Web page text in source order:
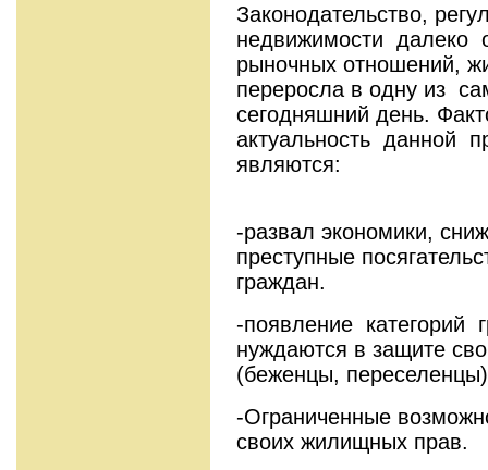
Законодательство,
недвижимости далеко
рыночных отношений,
переросла в одну из
сегодняшний день.
актуальность данной
-развал экономики,
преступные
граждан.
-появление категорий
нуждаются в защите
(беженцы,
-Ограниченные
своих жилищных прав.